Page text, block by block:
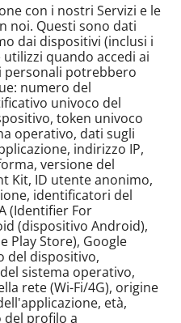
con i nostri Servizi e le
noi. Questi sono dati
dai dispositivi (inclusi i
quando accedi ai
personali potrebbero
numero del
univoco del
token univoco
operativo, dati sugli
indirizzo IP,
versione del
Kit, ID utente anonimo,
identificatori del
(Identifier For
(dispositivo Android),
Play Store), Google
del dispositivo,
sistema operativo,
rete (Wi-Fi/4G), origine
età,
del profilo a